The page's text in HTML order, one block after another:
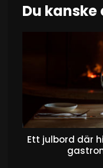
Du
Ett julbord där